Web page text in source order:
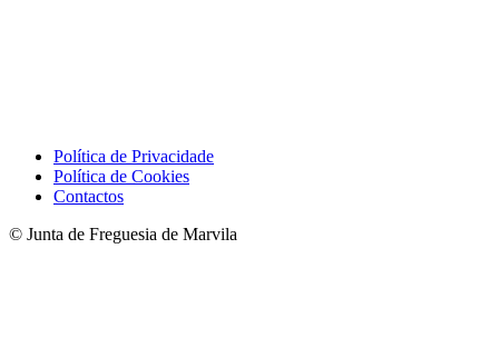
Política de Privacidade
Política de Cookies
Contactos
© Junta de Freguesia de Marvila